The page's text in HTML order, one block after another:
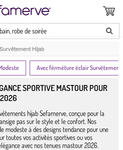
robe de soirée
Survêtement Hijab
Avec férméture éclair Survêtement
SPORTIVE MASTOUR POUR
2026
hijab Sefamerve, conçue pour la
pas sur le style et le confort. Nos
modeste à des designs tendance pour une
toutes vos activités sportives ou vos
avec nos tenues mastour 2026.